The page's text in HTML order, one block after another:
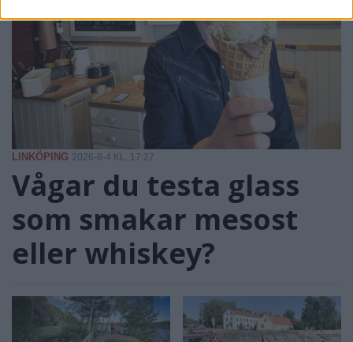
LINKÖPING 2026-8-4 KL. 17:27
Vågar du testa glass
som smakar mesost
eller whiskey?